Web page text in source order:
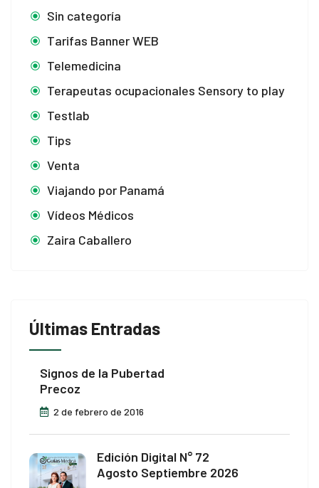
Sin categoría
Tarifas Banner WEB
Telemedicina
Terapeutas ocupacionales Sensory to play
Testlab
Tips
Venta
Viajando por Panamá
Vídeos Médicos
Zaira Caballero
Últimas Entradas
Signos de la Pubertad
Precoz
2 de febrero de 2016
Edición Digital N° 72
Agosto Septiembre 2026